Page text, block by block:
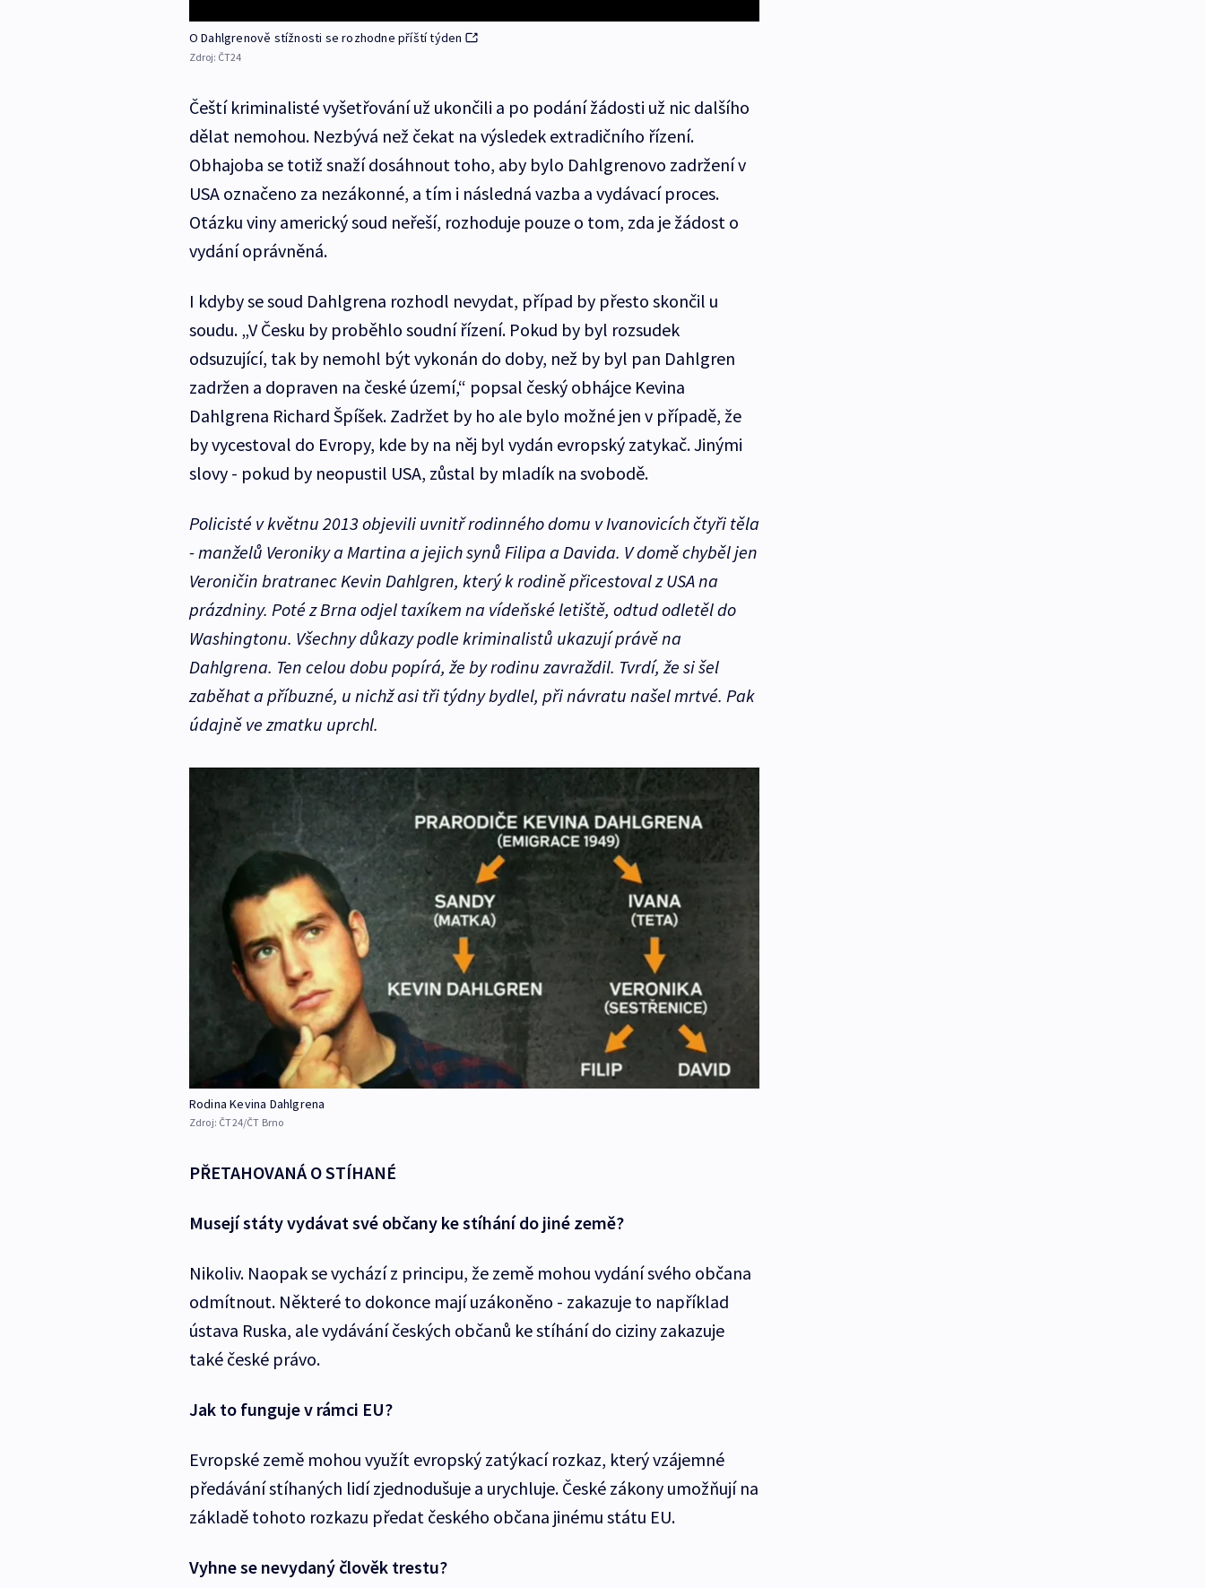
O Dahlgrenově stížnosti se rozhodne příští týden
Zdroj: ČT24
Čeští kriminalisté vyšetřování už ukončili a po podání žádosti už nic dalšího
dělat nemohou. Nezbývá než čekat na výsledek extradičního řízení.
Obhajoba se totiž snaží dosáhnout toho, aby bylo Dahlgrenovo zadržení v
USA označeno za nezákonné, a tím i následná vazba a vydávací proces.
Otázku viny americký soud neřeší, rozhoduje pouze o tom, zda je žádost o
vydání oprávněná.
I kdyby se soud Dahlgrena rozhodl nevydat, případ by přesto skončil u
soudu. „V Česku by proběhlo soudní řízení. Pokud by byl rozsudek
odsuzující, tak by nemohl být vykonán do doby, než by byl pan Dahlgren
zadržen a dopraven na české území,“ popsal český obhájce Kevina
Dahlgrena Richard Špíšek. Zadržet by ho ale bylo možné jen v případě, že
by vycestoval do Evropy, kde by na něj byl vydán evropský zatykač. Jinými
slovy - pokud by neopustil USA, zůstal by mladík na svobodě.
Policisté v květnu 2013 objevili uvnitř rodinného domu v Ivanovicích čtyři těla
- manželů Veroniky a Martina a jejich synů Filipa a Davida. V domě chyběl jen
Veroničin bratranec Kevin Dahlgren, který k rodině přicestoval z USA na
prázdniny. Poté z Brna odjel taxíkem na vídeňské letiště, odtud odletěl do
Washingtonu. Všechny důkazy podle kriminalistů ukazují právě na
Dahlgrena. Ten celou dobu popírá, že by rodinu zavraždil. Tvrdí, že si šel
zaběhat a příbuzné, u nichž asi tři týdny bydlel, při návratu našel mrtvé. Pak
údajně ve zmatku uprchl.
Rodina Kevina Dahlgrena
Zdroj: ČT24/ČT Brno
PŘETAHOVANÁ O STÍHANÉ
Musejí státy vydávat své občany ke stíhání do jiné země?
Nikoliv. Naopak se vychází z principu, že země mohou vydání svého občana
odmítnout. Některé to dokonce mají uzákoněno - zakazuje to například
ústava Ruska, ale vydávání českých občanů ke stíhání do ciziny zakazuje
také české právo.
Jak to funguje v rámci EU?
Evropské země mohou využít evropský zatýkací rozkaz, který vzájemné
předávání stíhaných lidí zjednodušuje a urychluje. České zákony umožňují na
základě tohoto rozkazu předat českého občana jinému státu EU.
Vyhne se nevydaný člověk trestu?